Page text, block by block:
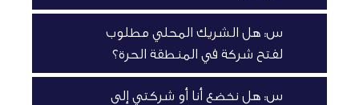
س: هل الشريك المحلي مطلوب
لفتح شركة في المنطقة الحرة؟
س: هل نخضع أنا أو شركتي إلى